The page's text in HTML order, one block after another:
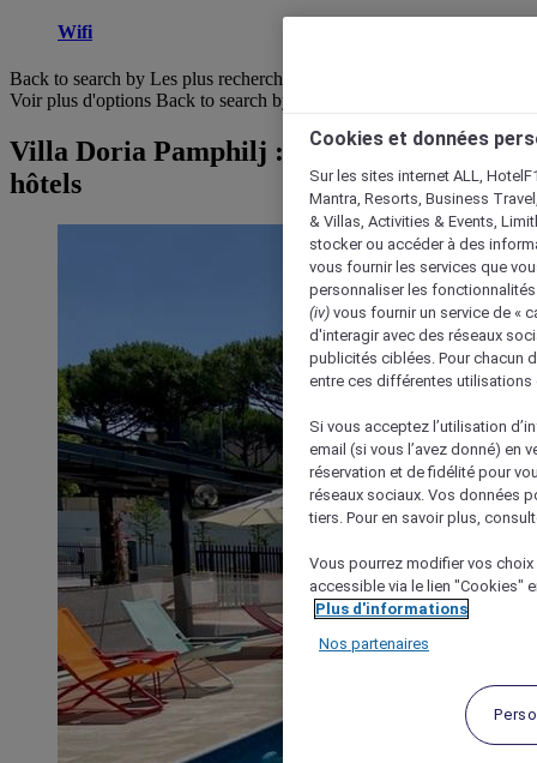
Wifi
Back to search by Les plus recherchés
Voir plus d'options Back to search by categories
Villa Doria Pamphilj : Parcourir les
hôtels
Cookies et données
Sur les sites internet ALL,
Mantra, Resorts, Business
& Villas, Activities & Events,
stocker ou accéder à des
vous fournir les services que
personnaliser les
(iv) vous fournir un service de «
d'interagir avec des réseaux
publicités ciblées. Pour chacun
entre ces différentes utilisations
Si vous acceptez l’utilisation
email (si vous l’avez donné) en
réservation et de fidélité pour
réseaux sociaux. Vos données
tiers. Pour en savoir plus,
Vous pourrez modifier vos
accessible via le lien "Cookies"
Plus d'informations
Nos partenaires